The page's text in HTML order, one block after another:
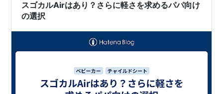
スゴカルAirはあり？さらに軽さを求めるパパ向け
の選択